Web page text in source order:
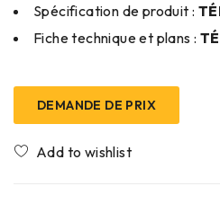
Spécification de produit :
Fiche technique et plans :
DEMANDE DE PRIX